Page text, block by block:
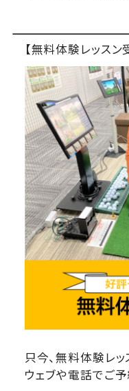
【無料体験レッスン
只今、無料体験レ
ウェブや電話でご予